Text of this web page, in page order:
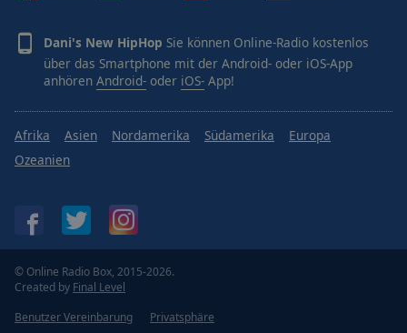
Dani's New HipHop Sie können Online-Radio kostenlos
über das Smartphone mit der Android- oder iOS-App
anhören Android- oder iOS- App!
Afrika Asien Nordamerika Südamerika
Europa
Ozeanien
© Online Radio Box, 2015-2026.
Created by Final Level
Benutzer Vereinbarung
Privatsphäre